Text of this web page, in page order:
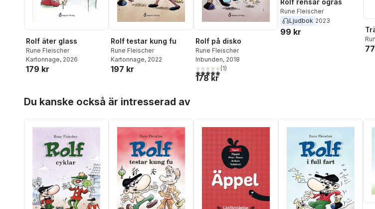
Rolf äter glass
Rune Fleischer
Kartonnage, 2026
179 kr
Rolf testar kung fu
Rune Fleischer
Kartonnage, 2022
197 kr
Rolf på disko
Rune Fleischer
Inbunden, 2018
5,0utav 5 stjärnor. Totalt antal röster:
(1)
178 kr
Rune Fleischer
Ljudbok 2023
99 kr
Du kanske också är intresserad av